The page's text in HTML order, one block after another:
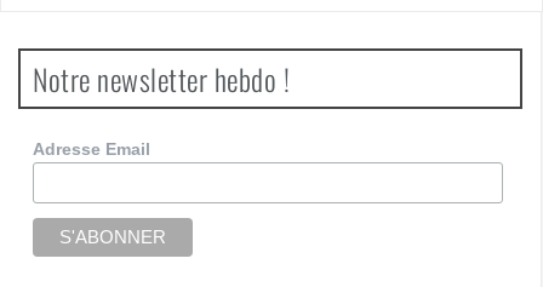
Notre newsletter hebdo !
Adresse Email